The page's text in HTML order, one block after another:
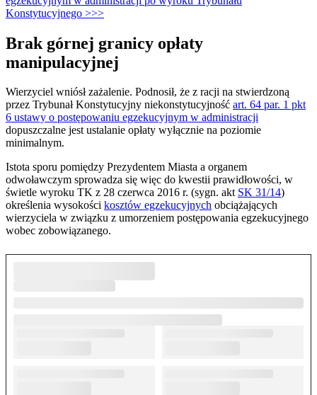
Konstytucyjnego >>>
Brak górnej granicy opłaty
manipulacyjnej
Wierzyciel wniósł zażalenie. Podnosił, że z racji na stwierdzoną
przez Trybunał Konstytucyjny niekonstytucyjność art. 64 par. 1 pkt
6 ustawy o postępowaniu egzekucyjnym w administracji
dopuszczalne jest ustalanie opłaty wyłącznie na poziomie
minimalnym.
Istota sporu pomiędzy Prezydentem Miasta a organem
odwoławczym sprowadza się więc do kwestii prawidłowości, w
świetle wyroku TK z 28 czerwca 2016 r. (sygn. akt SK 31/14)
określenia wysokości kosztów egzekucyjnych obciążających
wierzyciela w związku z umorzeniem postępowania egzekucyjnego
wobec zobowiązanego.